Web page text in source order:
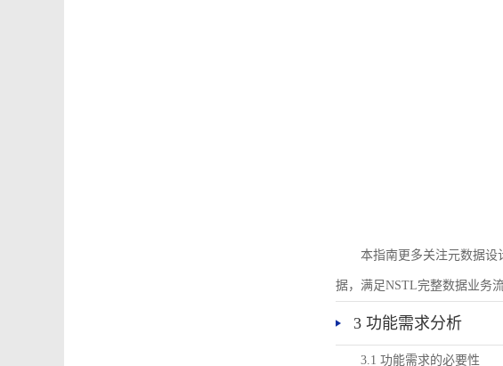
本指南更多关注元数据设
据，满足NSTL完整数据业务
3 功能需求分析
3.1 功能需求的必要性